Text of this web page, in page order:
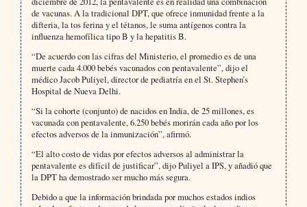
de vacunas. A la tradicional DPT, que ofrece inmunidad frente a la
difteria, la tos ferina y el tétanos, le suma antígenos contra la
influenza hemofílica tipo B y la hepatitis B.
“De acuerdo con las cifras del Ministerio, el promedio es de una
muerte cada 4.000 bebés vacunados con pentavalente”, dijo el
médico Jacob Puliyel, director de pediatría en el St. Stephen’s
Hospital de Nueva Delhi.
“Si la cohorte (conjunto) de nacidos en India, de 25 millones, es
vacunada con pentavalente, 6.250 bebés morirán cada año por los
efectos adversos de la inmunización”, afirmó.
“El alto costo de vidas por efectos adversos al administrar la
pentavalente es difícil de justificar”, dijo Puliyel a IPS, y añadió que
la DPT ha demostrado ser mucho más segura.
Debido a que la información brindada por muchos estados indios